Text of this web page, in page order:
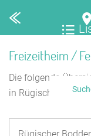
Freizeitheim /
Die folgende
in Rügischer